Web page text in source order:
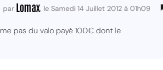
par Lomax, le Samedi 14 Juillet 2012 à 01h09
pas du valo payé 100€ dont le